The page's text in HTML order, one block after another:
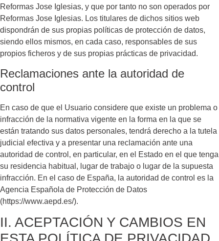
Reformas Jose Iglesias, y que por tanto no son operados por
Reformas Jose Iglesias. Los titulares de dichos sitios web
dispondrán de sus propias políticas de protección de datos,
siendo ellos mismos, en cada caso, responsables de sus
propios ficheros y de sus propias prácticas de privacidad.
Reclamaciones ante la autoridad de
control
En caso de que el Usuario considere que existe un problema o
infracción de la normativa vigente en la forma en la que se
están tratando sus datos personales, tendrá derecho a la tutela
judicial efectiva y a presentar una reclamación ante una
autoridad de control, en particular, en el Estado en el que tenga
su residencia habitual, lugar de trabajo o lugar de la supuesta
infracción. En el caso de España, la autoridad de control es la
Agencia Española de Protección de Datos
(https://www.aepd.es/).
II. ACEPTACIÓN Y CAMBIOS EN